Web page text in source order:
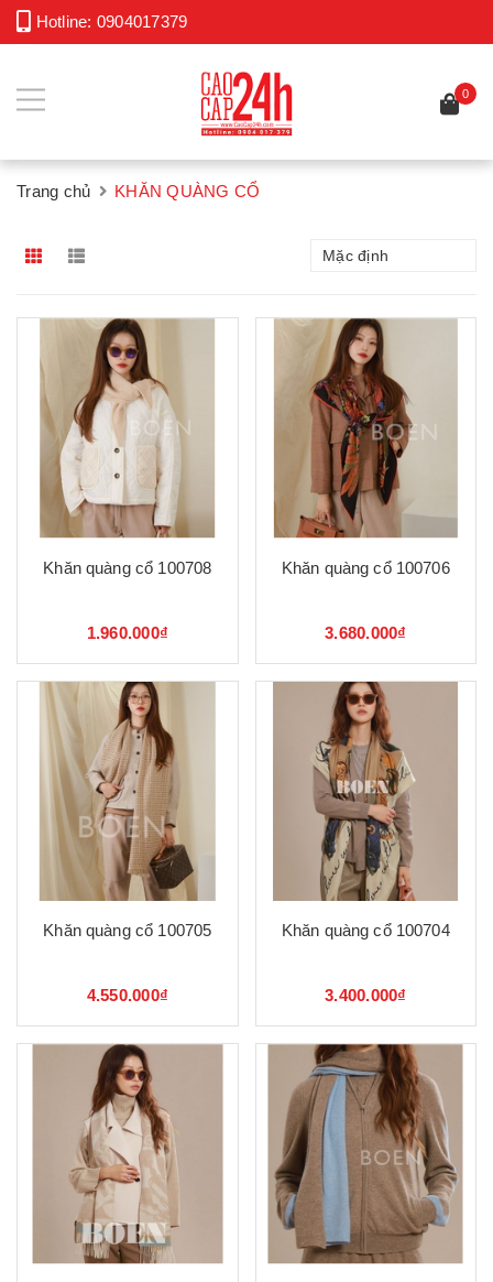
Hotline: 0904017379
0
Trang chủ KHĂN QUÀNG CỔ
Mặc định
Khăn quàng cổ 100708
1.960.000₫
Khăn quàng cổ 100706
3.680.000₫
Khăn quàng cổ 100705
4.550.000₫
Khăn quàng cổ 100704
3.400.000₫